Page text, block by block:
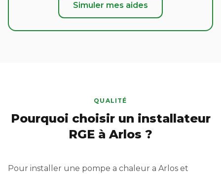
Simuler mes aides
QUALITÉ
Pourquoi choisir un installateur
RGE à Arlos ?
Pour installer une pompe a chaleur a Arlos et